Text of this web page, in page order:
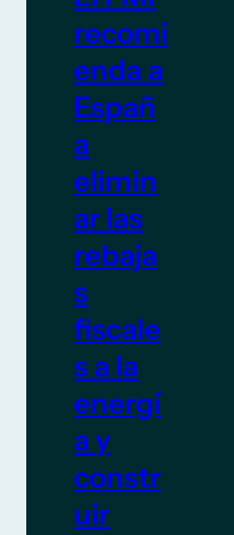
recomi
enda a
Españ
a
elimin
ar las
rebaja
s
fiscale
s a la
energí
a y
constr
uir